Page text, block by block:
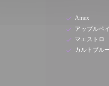
Amex
アップルペイ
マエストロ
カルトブル